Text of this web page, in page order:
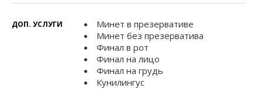
ДОП. УСЛУГИ
Минет в презервативе
Минет без презерватива
Финал в рот
Финал на лицо
Финал на грудь
Кунилингус